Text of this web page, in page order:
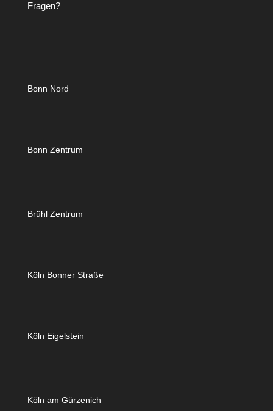
Fragen?
Bonn Nord
Bonn Zentrum
Brühl Zentrum
Köln Bonner Straße
Köln Eigelstein
Köln am Gürzenich